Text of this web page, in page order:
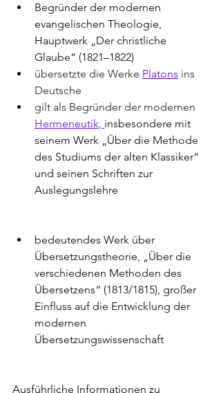
Begründer der modernen
evangelischen Theologie,
Hauptwerk „Der christliche
Glaube“ (1821–1822)
übersetzte die Werke Platons ins
Deutsche
gilt als Begründer der modernen
Hermeneutik, insbesondere mit
seinem Werk „Über die Methode
des Studiums der alten Klassiker“
und seinen Schriften zur
Auslegungslehre
bedeutendes Werk über
Übersetzungstheorie, „Über die
verschiedenen Methoden des
Übersetzens“ (1813/1815), großer
Einfluss auf die Entwicklung der
modernen
Übersetzungswissenschaft
Ausführliche Informationen zu